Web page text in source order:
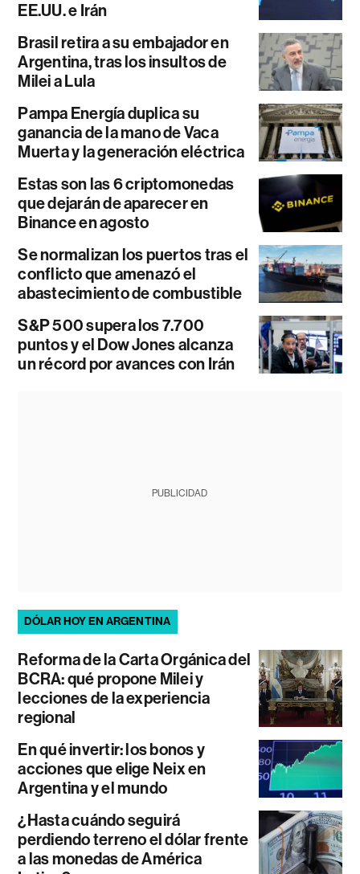
EE.UU. e Irán
Brasil retira a su embajador en
Argentina, tras los insultos de
Milei a Lula
Pampa Energía duplica su
ganancia de la mano de Vaca
Muerta y la generación eléctrica
Estas son las 6 criptomonedas
que dejarán de aparecer en
Binance en agosto
Se normalizan los puertos tras el
conflicto que amenazó el
abastecimiento de combustible
S&P 500 supera los 7.700
puntos y el Dow Jones alcanza
un récord por avances con Irán
PUBLICIDAD
DÓLAR HOY EN ARGENTINA
Reforma de la Carta Orgánica del
BCRA: qué propone Milei y
lecciones de la experiencia
regional
En qué invertir: los bonos y
acciones que elige Neix en
Argentina y el mundo
¿Hasta cuándo seguirá
perdiendo terreno el dólar frente
a las monedas de América